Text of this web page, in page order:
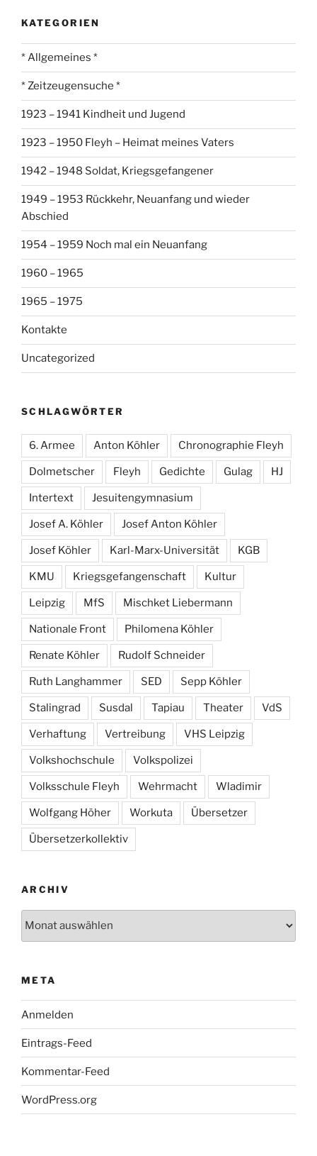
KATEGORIEN
* Allgemeines *
* Zeitzeugensuche *
1923 – 1941 Kindheit und Jugend
1923 – 1950 Fleyh – Heimat meines Vaters
1942 – 1948 Soldat, Kriegsgefangener
1949 – 1953 Rückkehr, Neuanfang und wieder
Abschied
1954 – 1959 Noch mal ein Neuanfang
1960 – 1965
1965 – 1975
Kontakte
Uncategorized
SCHLAGWÖRTER
6. Armee Anton Köhler Chronographie Fleyh
Dolmetscher Fleyh Gedichte Gulag HJ
Intertext Jesuitengymnasium
Josef A. Köhler Josef Anton Köhler
Josef Köhler Karl-Marx-Universität KGB
KMU Kriegsgefangenschaft Kultur
Leipzig MfS Mischket Liebermann
Nationale Front Philomena Köhler
Renate Köhler Rudolf Schneider
Ruth Langhammer SED Sepp Köhler
Stalingrad Susdal Tapiau Theater VdS
Verhaftung Vertreibung VHS Leipzig
Volkshochschule Volkspolizei
Volksschule Fleyh Wehrmacht Wladimir
Wolfgang Höher Workuta Übersetzer
Übersetzerkollektiv
ARCHIV
META
Anmelden
Eintrags-Feed
Kommentar-Feed
WordPress.org